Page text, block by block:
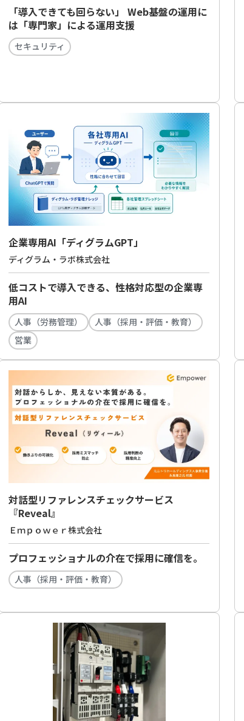
「導入できても回らない」 Web基盤の運用に
は「専門家」による運用支援
セキュリティ
企業専用AI「ディグラムGPT」
ディグラム・ラボ株式会社
低コストで導入できる、性格対応型の企業専
用AI
人事（労務管理）
人事（採用・評価・教育）
営業
対話型リファレンスチェックサービス
『Reveal』
Ｅｍｐｏｗｅｒ株式会社
プロフェッショナルの介在で採用に確信を。
人事（採用・評価・教育）